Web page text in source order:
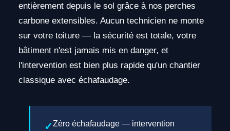
entièrement depuis le sol grâce à nos perches
carbone extensibles. Aucun technicien ne monte
sur votre toiture — la sécurité est totale, votre
bâtiment n'est jamais mis en danger, et
l'intervention est bien plus rapide qu'un chantier
classique avec échafaudage.
Zéro échafaudage — intervention